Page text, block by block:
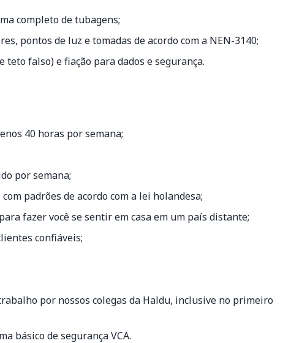
completo de tubagens;
pontos de luz e tomadas de acordo com a NEN-3140;
teto falso) e fiação para dados e segurança.
40 horas por semana;
por semana;
padrões de acordo com a lei holandesa;
fazer você se sentir em casa em um país distante;
confiáveis;
por nossos colegas da Haldu, inclusive no primeiro
básico de segurança VCA.